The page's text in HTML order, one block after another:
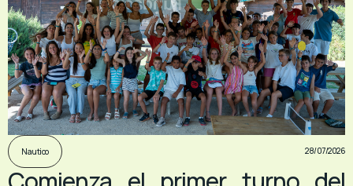
Nautico 28/07/2026